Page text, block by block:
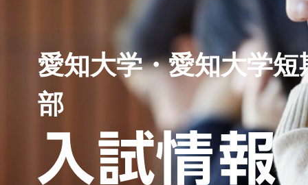
愛知大学・愛知大学短
部